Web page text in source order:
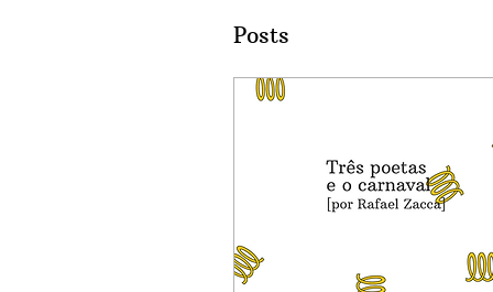
Posts